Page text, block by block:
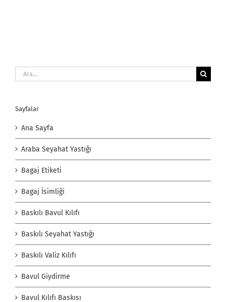
Ara:
Sayfalar
Ana Sayfa
Araba Seyahat Yastığı
Bagaj Etiketi
Bagaj İsimliği
Baskılı Bavul Kılıfı
Baskılı Seyahat Yastığı
Baskılı Valiz Kılıfı
Bavul Giydirme
Bavul Kılıfı Baskısı